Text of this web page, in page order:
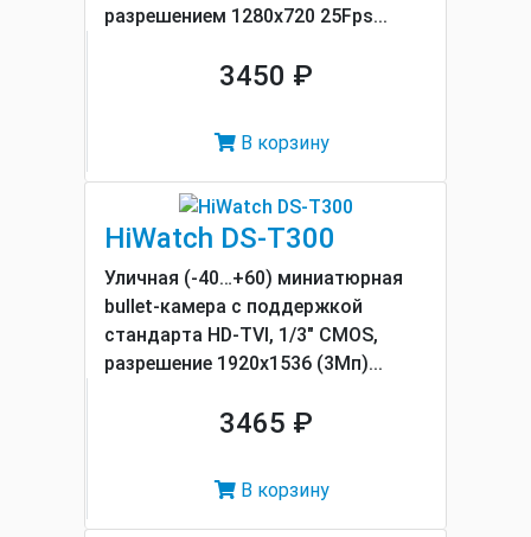
разрешением 1280x720 25Fps...
3450 ₽
В корзину
HiWatch DS-T300
Уличная (-40…+60) миниатюрная
bullet-камера с поддержкой
стандарта HD-TVI, 1/3" CMOS,
разрешение 1920х1536 (3Мп)...
3465 ₽
В корзину